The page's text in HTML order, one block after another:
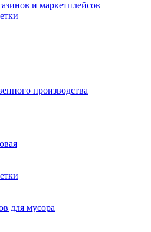
и маркетплейсов
производства
для мусора